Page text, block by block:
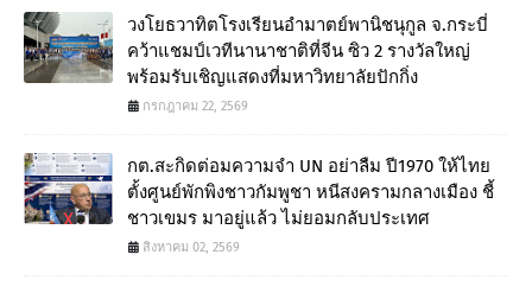
วงโยธวาทิตโรงเรียนอำมาตย์พานิชนุกูล จ.กระบี่
คว้าแชมป์เวทีนานาชาติที่จีน ซิว 2 รางวัลใหญ่
พร้อมรับเชิญแสดงที่มหาวิทยาลัยปักกิ่ง
กรกฎาคม 22, 2569
กต.สะกิดต่อมความจำ UN อย่าลืม ปี1970 ให้ไทย
ตั้งศูนย์พักพิงชาวกัมพูชา หนีสงครามกลางเมือง ชี้
ชาวเขมร มาอยู่แล้ว ไม่ยอมกลับประเทศ
สิงหาคม 02, 2569